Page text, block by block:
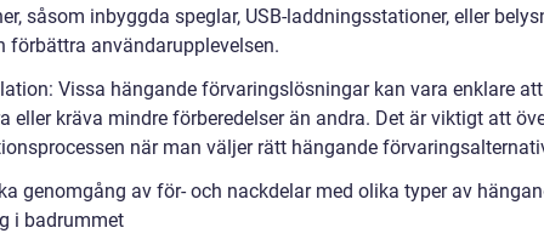
såsom inbyggda speglar, USB-laddningsstationer, eller
förbättra användarupplevelsen.
Vissa hängande förvaringslösningar kan vara enklare att
eller kräva mindre förberedelser än andra. Det är viktigt att
när man väljer rätt hängande
genomgång av för- och nackdelar med olika typer av
i badrummet